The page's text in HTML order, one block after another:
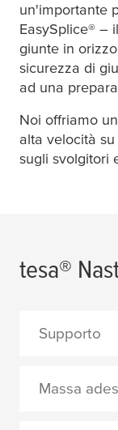
un'importante
EasySplice® –
giunte in
sicurezza di
ad una
Noi offriamo
alta velocità
sugli svolgitori
tesa®
Supporto
0 Selezionato
Massa